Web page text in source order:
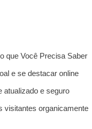
que Você Precisa Saber
e se destacar online
atualizado e seguro
visitantes organicamente